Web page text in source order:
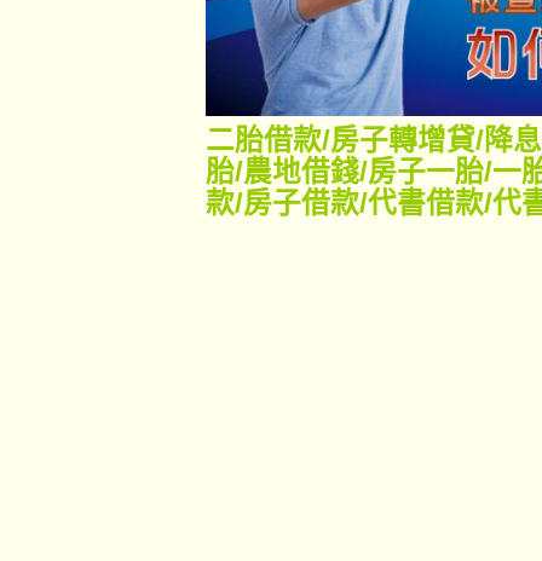
二胎借款/房子轉增貸/降
胎/農地借錢/房子一胎/一
款/房子借款/代書借款/代